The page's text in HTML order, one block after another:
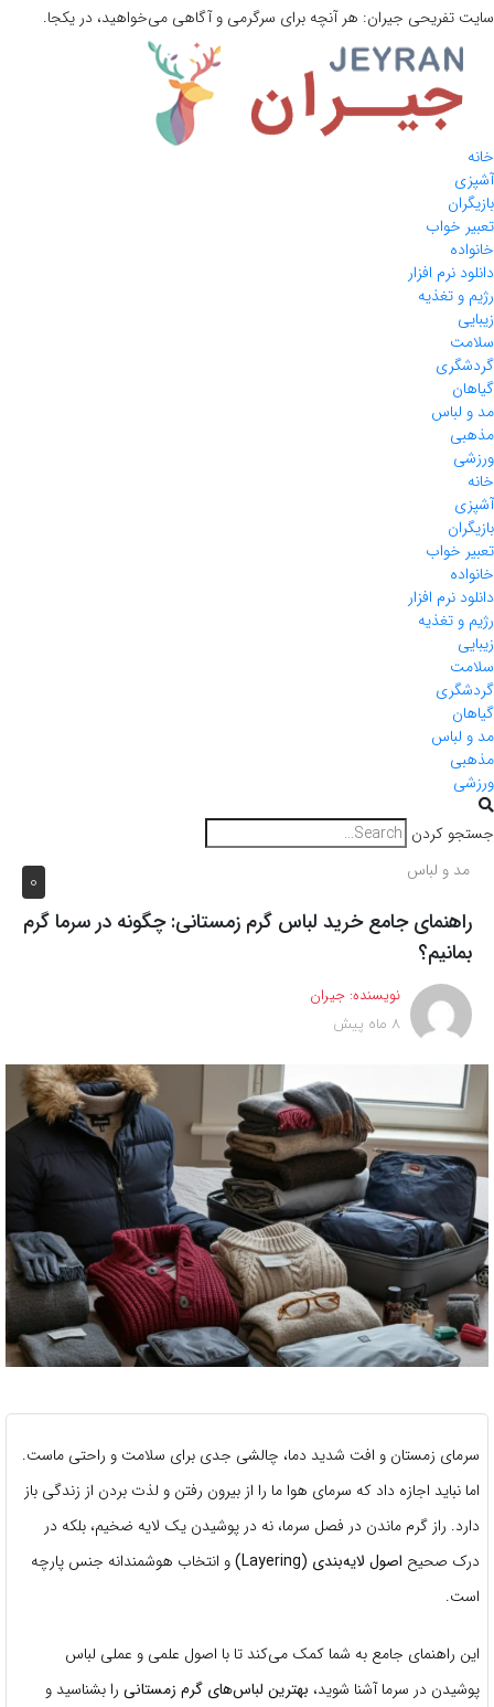
سایت تفریحی جیران: هر آنچه برای سرگرمی و آگاهی می‌خواهید، در یکجا.
خانه
آشپزی
بازیگران
تعبیر خواب
خانواده
دانلود نرم افزار
رژیم و تغذیه
زیبایی
سلامت
گردشگری
گیاهان
مد و لباس
مذهبی
ورزشی
خانه
آشپزی
بازیگران
تعبیر خواب
خانواده
دانلود نرم افزار
رژیم و تغذیه
زیبایی
سلامت
گردشگری
گیاهان
مد و لباس
مذهبی
ورزشی
جستجو کردن
0 مد و لباس
راهنمای جامع خرید لباس گرم زمستانی: چگونه در سرما گرم
بمانیم؟
نویسنده: جیران
8 ماه پیش
سرمای زمستان و افت شدید دما، چالشی جدی برای سلامت و راحتی ماست.
اما نباید اجازه داد که سرمای هوا ما را از بیرون رفتن و لذت بردن از زندگی باز
دارد. راز گرم ماندن در فصل سرما، نه در پوشیدن یک لایه ضخیم، بلکه در
درک صحیح اصول لایه‌بندی (Layering)
و انتخاب هوشمندانه جنس پارچه
است.
این راهنمای جامع به شما کمک می‌کند تا با اصول علمی و عملی لباس
پوشیدن در سرما آشنا شوید، بهترین لباس‌های گرم زمستانی را بشناسید و